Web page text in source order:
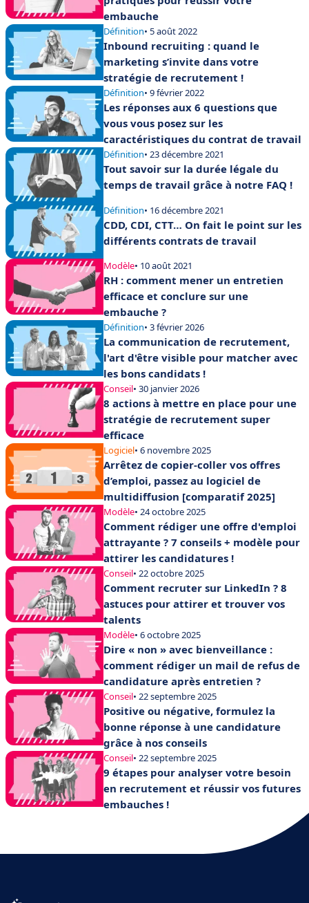
embauche
Définition• 5 août 2022
Inbound recruiting : quand le
marketing s’invite dans votre
stratégie de recrutement !
Définition• 9 février 2022
Les réponses aux 6 questions que
vous vous posez sur les
caractéristiques du contrat de travail
Définition• 23 décembre 2021
Tout savoir sur la durée légale du
temps de travail grâce à notre FAQ !
Définition• 16 décembre 2021
CDD, CDI, CTT… On fait le point sur les
différents contrats de travail
Modèle• 10 août 2021
RH : comment mener un entretien
efficace et conclure sur une
embauche ?
Définition• 3 février 2026
La communication de recrutement,
l'art d'être visible pour matcher avec
les bons candidats !
Conseil• 30 janvier 2026
8 actions à mettre en place pour une
stratégie de recrutement super
efficace
Logiciel• 6 novembre 2025
Arrêtez de copier-coller vos offres
d’emploi, passez au logiciel de
multidiffusion [comparatif 2025]
Modèle• 24 octobre 2025
Comment rédiger une offre d'emploi
attrayante ? 7 conseils + modèle pour
attirer les candidatures !
Conseil• 22 octobre 2025
Comment recruter sur LinkedIn ? 8
astuces pour attirer et trouver vos
talents
Modèle• 6 octobre 2025
Dire « non » avec bienveillance :
comment rédiger un mail de refus de
candidature après entretien ?
Conseil• 22 septembre 2025
Positive ou négative, formulez la
bonne réponse à une candidature
grâce à nos conseils
Conseil• 22 septembre 2025
9 étapes pour analyser votre besoin
en recrutement et réussir vos futures
embauches !